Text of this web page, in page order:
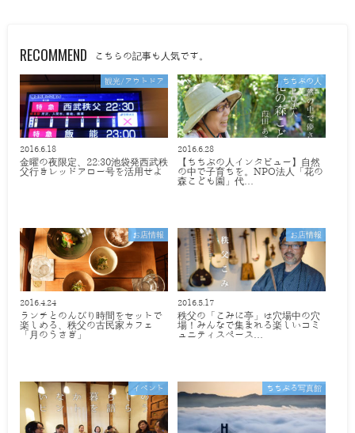
RECOMMEND こちらの記事も人気です。
観光/アウトドア
2016.6.18
金曜の夜限定、22:30池袋発西武秩
父行きレッドアロー号を活用せよ
ちちぶの人
2016.6.28
【ちちぶの人インタビュー】自然
の中で子育ちを。NPO法人「花の
森こども園」代…
お店情報
2016.4.24
ランチとのんびり時間をセットで
楽しめる、秩父の古民家カフェ
「月のうさぎ」
お店情報
2016.5.17
秩父の「こみに亭」は穴場中の穴
場！みんなで集まれる楽しいコミ
ュニティスペース…
イベント ちちぶる写真館